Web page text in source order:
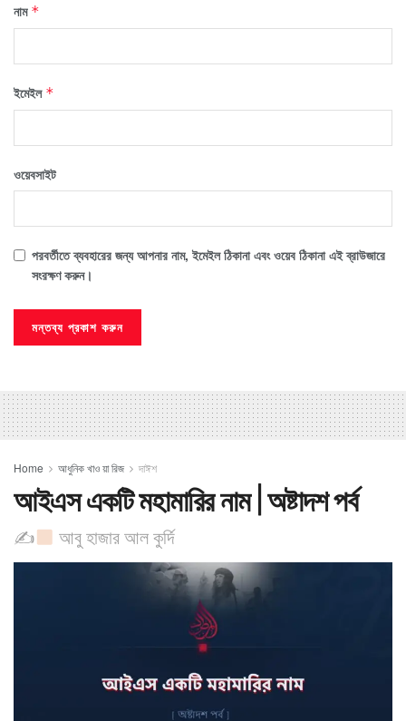
নাম *
ইমেইল *
ওয়েবসাইট
পরবর্তীতে ব্যবহারের জন্য আপনার নাম, ইমেইল ঠিকানা এবং ওয়েব ঠিকানা এই ব্রাউজারে
সংরক্ষণ করুন।
Home আধুনিক খাও য়া রিজ দাঈশ
আইএস একটি মহামারির নাম | অষ্টাদশ পর্ব
✍ আবু হাজার আল কুর্দি